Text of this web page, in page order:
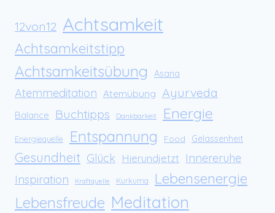
12von12 Achtsamkeit
Achtsamkeitstipp
Achtsamkeitsübung Asana
Atemmeditation Atemübung Ayurveda
Balance Buchtipps Dankbarkeit Energie
Energiequelle Entspannung Food Gelassenheit
Gesundheit Glück Hierundjetzt
Innereruhe
Inspiration
Kraftquelle Kurkuma Lebensenergie
Lebensfreude Meditation